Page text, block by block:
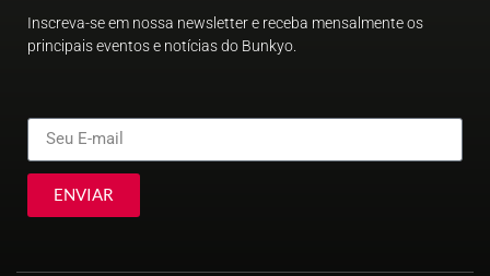
Inscreva-se em nossa newsletter e receba mensalmente os
principais eventos e notícias do Bunkyo.
ENVIAR